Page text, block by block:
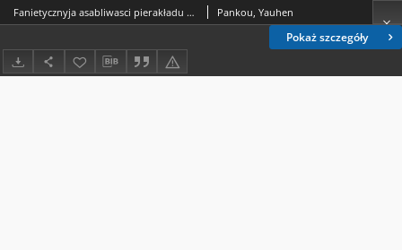
Pokaż szczegóły
Fanietycznyja asabliwasci pierakładu Nowaha Zapawietu na biełaruskuju mowu (prawasłaunaja i katalickaja redakcyi) Pankou, Yauhen